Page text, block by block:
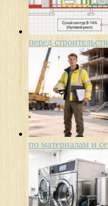
перед
по материалам и